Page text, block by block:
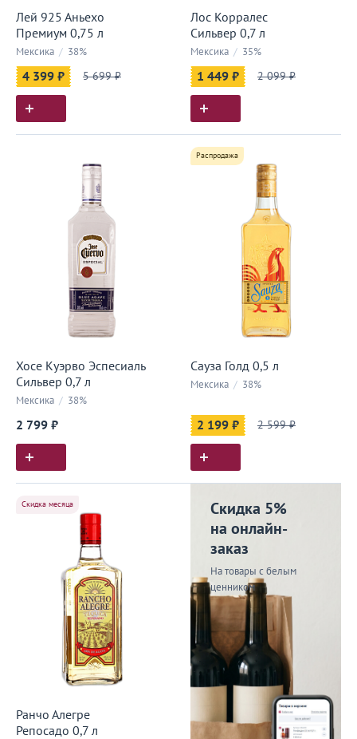
Лей 925 Аньехо
Премиум 0,75 л
Мексика / 38%
4 399 ₽ 5 699 ₽
Лос Корралес
Сильвер 0,7 л
Мексика / 35%
1 449 ₽ 2 099 ₽
Хосе Куэрво Эспесиаль
Сильвер 0,7 л
Мексика / 38%
2 799 ₽
Распродажа
Сауза Голд 0,5 л
Мексика / 38%
2 199 ₽ 2 599 ₽
Скидка месяца
Ранчо Алегре
Репосадо 0,7 л
Скидка 5%
на онлайн-
заказ
На товары с белым
ценником